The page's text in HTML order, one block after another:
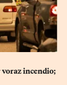
voraz incendio;